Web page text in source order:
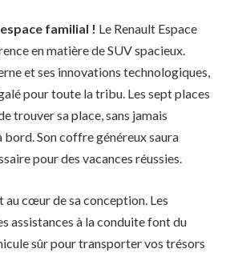
familial ! Le Renault Espace
en matière de SUV spacieux.
et ses innovations technologiques,
pour toute la tribu. Les sept places
trouver sa place, sans jamais
Son coffre généreux saura
pour des vacances réussies.
au cœur de sa conception. Les
assistances à la conduite font du
sûr pour transporter vos trésors